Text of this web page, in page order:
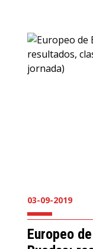
03-09-2019
Europeo